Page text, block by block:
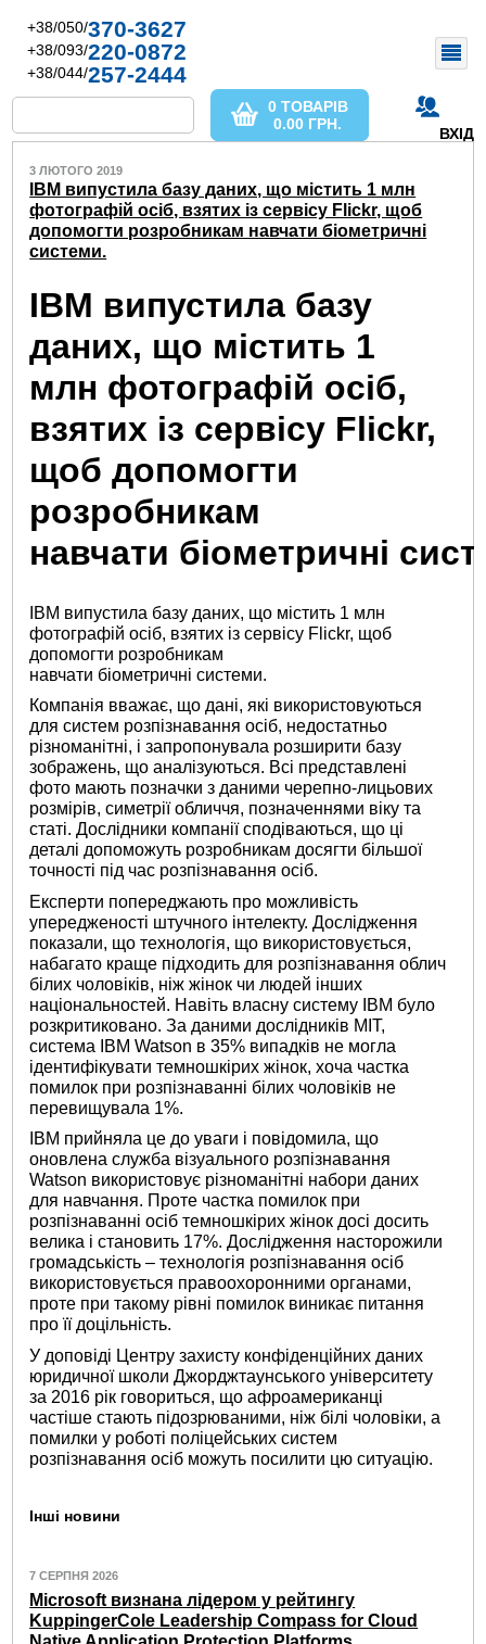
+38/050/370-3627
+38/093/220-0872
+38/044/257-2444
ВХІД
0 ТОВАРІВ
0.00 ГРН.
3 ЛЮТОГО 2019
IBM випустила базу даних, що містить 1 млн
фотографій осіб, взятих із сервісу Flickr, щоб
допомогти розробникам навчати біометричні
системи.
IBM випустила базу
даних, що містить 1
млн фотографій осіб,
взятих із сервісу Flickr,
щоб допомогти
розробникам
навчати біометричні
IBM випустила базу даних, що містить 1 млн
фотографій осіб, взятих із сервісу Flickr, щоб
допомогти розробникам
навчати біометричні системи.
Компанія вважає, що дані, які використовуються
для систем розпізнавання осіб, недостатньо
різноманітні, і запропонувала розширити базу
зображень, що аналізуються. Всі представлені
фото мають позначки з даними черепно-лицьових
розмірів, симетрії обличчя, позначеннями віку та
статі. Дослідники компанії сподіваються, що ці
деталі допоможуть розробникам досягти більшої
точності під час розпізнавання осіб.
Експерти попереджають про можливість
упередженості штучного інтелекту. Дослідження
показали, що технологія, що використовується,
набагато краще підходить для розпізнавання облич
білих чоловіків, ніж жінок чи людей інших
національностей. Навіть власну систему IBM було
розкритиковано. За даними дослідників MIT,
система IBM Watson в 35% випадків не могла
ідентифікувати темношкірих жінок, хоча частка
помилок при розпізнаванні білих чоловіків не
перевищувала 1%.
IBM прийняла це до уваги і повідомила, що
оновлена ​​служба візуального розпізнавання
Watson використовує різноманітні набори даних
для навчання. Проте частка помилок при
розпізнаванні осіб темношкірих жінок досі досить
велика і становить 17%. Дослідження насторожили
громадськість – технологія розпізнавання осіб
використовується правоохоронними органами,
проте при такому рівні помилок виникає питання
про її доцільність.
У доповіді Центру захисту конфіденційних даних
юридичної школи Джорджтаунського університету
за 2016 рік говориться, що афроамериканці
частіше стають підозрюваними, ніж білі чоловіки, а
помилки у роботі поліцейських систем
розпізнавання осіб можуть посилити цю ситуацію.
Інші новини
7 СЕРПНЯ 2026
Microsoft визнана лідером у рейтингу
KuppingerCole Leadership Compass for Cloud